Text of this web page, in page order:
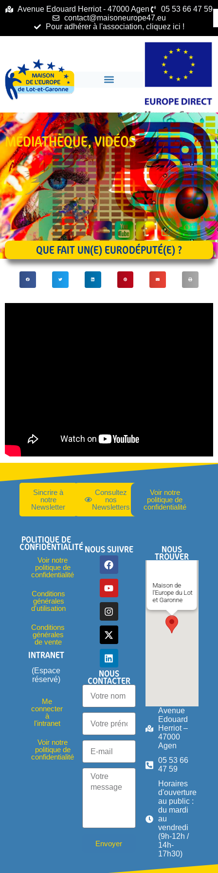
principalAvenue Edouard Herriot - 47000 Agen
05 53 66 47 59
contact@maisoneurope47.eu
Pour adhérer à l'association, cliquez ici !
MÉDIATHÈQUE,VIDÉOS
QUE FAIT UN(E) EURODÉPUTÉ(E) ?
Sincrire à
notre
Newsletter
Consultez
nos
Newsletters
Voir notre
politique de
confidentialité
POLITIQUE DE
CONFIDENTIALITÉ
Voir notre
politique de
confidentialité
Conditions
générales
d'utilisation
Conditions
générales
de vente
INTRANET
(Espace
réservé)
Me
connecter
à
l'intranet
Voir notre
politique de
confidentialité
NOUS SUIVRE
NOUS
CONTACTER
Envoyer
NOUS
TROUVER
Maison de
l'Europe du Lot
et Garonne
Avenue
Edouard
Herriot –
47000
Agen
05 53 66
47 59
Horaires
d'ouverture
au public :
du mardi
au
vendredi
(9h-12h /
14h-
17h30)